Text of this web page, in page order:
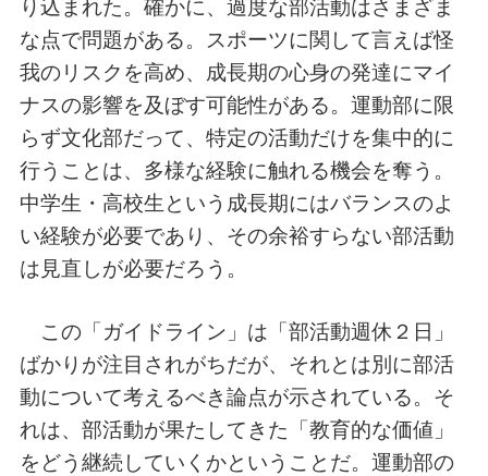
り込まれた。確かに、過度な部活動はさまざま
な点で問題がある。スポーツに関して言えば怪
我のリスクを高め、成長期の心身の発達にマイ
ナスの影響を及ぼす可能性がある。運動部に限
らず文化部だって、特定の活動だけを集中的に
行うことは、多様な経験に触れる機会を奪う。
中学生・高校生という成長期にはバランスのよ
い経験が必要であり、その余裕すらない部活動
は見直しが必要だろう。
この「ガイドライン」は「部活動週休２日」
ばかりが注目されがちだが、それとは別に部活
動について考えるべき論点が示されている。そ
れは、部活動が果たしてきた「教育的な価値」
をどう継続していくかということだ。運動部の